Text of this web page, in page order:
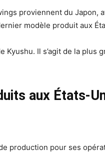
proviennent du Japon,
modèle produit aux
Il s’agit de la plus
aux États-
production pour ses